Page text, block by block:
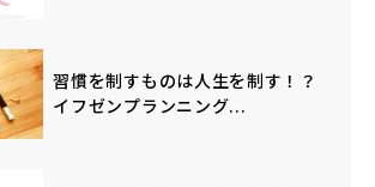
習慣を制すものは人生を制す！？
イフゼンプランニング...